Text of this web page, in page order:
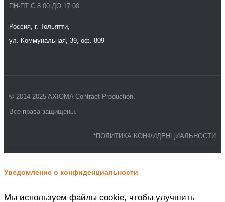
ПН-ПТ С 8:00 ДО 17:00
Россия, г. Тольятти,
ул. Коммунальная, 39, оф. 809
© 2014-2025 AXIOMA Contract Production.
Все права защищены.
*ПОЛИТИКА КОНФИДЕНЦИАЛЬНОСТИ
Уведомление о конфиденциальности
Мы используем файлы cookie, чтобы улучшить